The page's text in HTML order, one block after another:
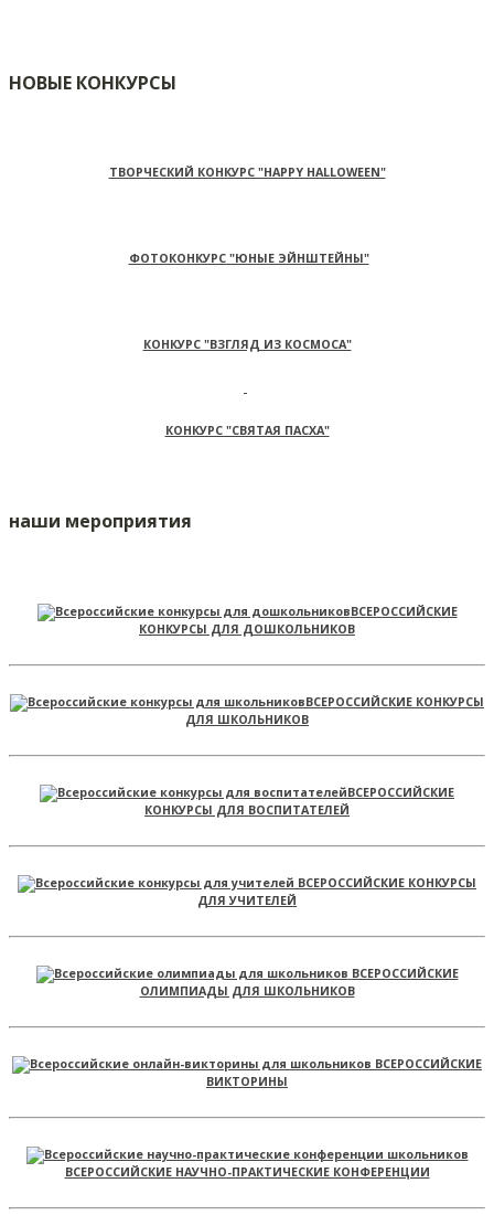
НОВЫЕ КОНКУРСЫ
ТВОРЧЕСКИЙ КОНКУРС "HAPPY HALLOWEEN"
ФОТОКОНКУРС "ЮНЫЕ ЭЙНШТЕЙНЫ"
КОНКУРС "ВЗГЛЯД ИЗ КОСМОСА"
КОНКУРС "СВЯТАЯ ПАСХА"
наши мероприятия
ВСЕРОССИЙСКИЕ
КОНКУРСЫ ДЛЯ ДОШКОЛЬНИКОВ
ВСЕРОССИЙСКИЕ КОНКУРСЫ
ДЛЯ ШКОЛЬНИКОВ
ВСЕРОССИЙСКИЕ
КОНКУРСЫ ДЛЯ ВОСПИТАТЕЛЕЙ
ВСЕРОССИЙСКИЕ КОНКУРСЫ
ДЛЯ УЧИТЕЛЕЙ
ВСЕРОССИЙСКИЕ
ОЛИМПИАДЫ ДЛЯ ШКОЛЬНИКОВ
ВСЕРОССИЙСКИЕ
ВИКТОРИНЫ
ВСЕРОССИЙСКИЕ НАУЧНО-ПРАКТИЧЕСКИЕ КОНФЕРЕНЦИИ